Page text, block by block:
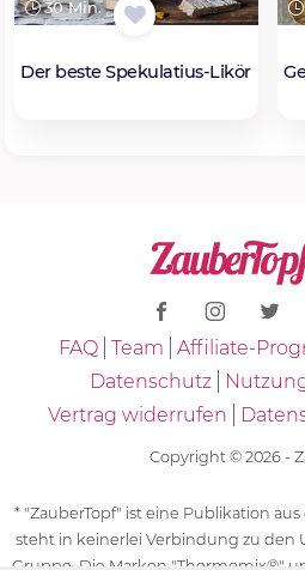
30 Min.
Der beste Spekulatius-Likör
FAQ Team Affiliate-
Datenschutz
Vertrag widerrufen
Copyright © 2026 -
* "ZauberTopf" ist eine Publikation
steht in keinerlei Verbindung zu den
Gruppe. Die Marken "Thermomix®"